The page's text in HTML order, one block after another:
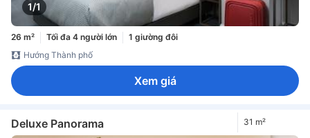
1/1
26 m² Tối đa 4 người lớn
1 giường đôi
Hướng Thành phố
Xem giá
Deluxe Panorama 31 m²